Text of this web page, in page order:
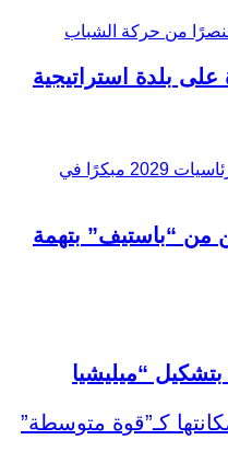
بلدة استراتيجية
من “باستيف” بتهمة
“ميليشيا